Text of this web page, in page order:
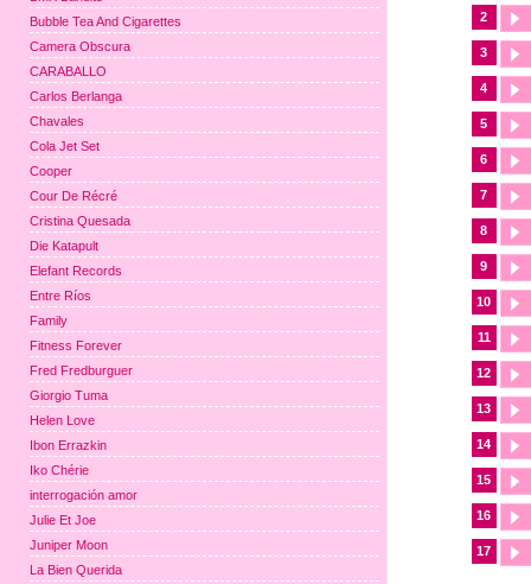
2
3
4
5
6
7
8
9
10
11
12
13
14
15
16
17
Bubble Tea And Cigarettes
Camera Obscura
CARABALLO
Carlos Berlanga
Chavales
Cola Jet Set
Cooper
Cour De Récré
Cristina Quesada
Die Katapult
Elefant Records
Entre Ríos
Family
Fitness Forever
Fred Fredburguer
Giorgio Tuma
Helen Love
Ibon Errazkin
Iko Chérie
interrogación amor
Julie Et Joe
Juniper Moon
La Bien Querida